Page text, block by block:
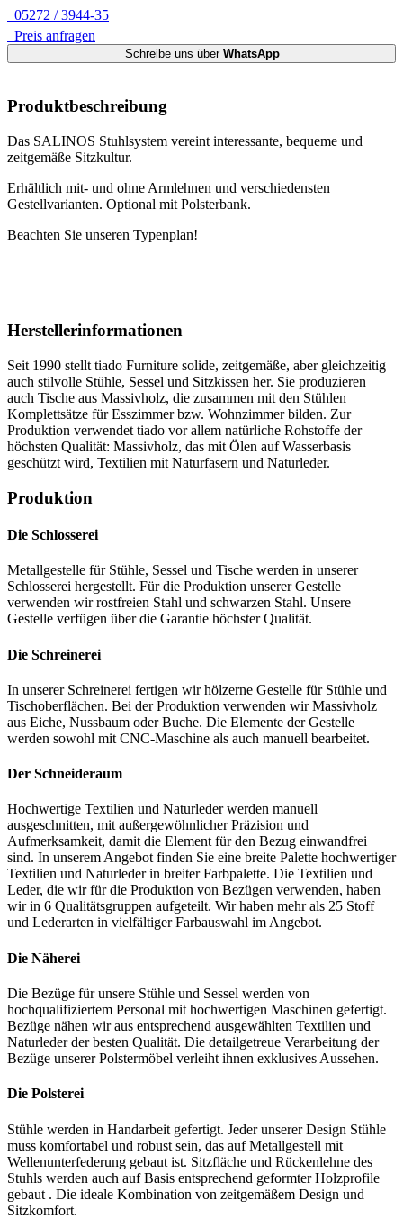
05272 / 3944-35
Preis anfragen
Schreibe uns über WhatsApp
Produktbeschreibung
Das SALINOS Stuhlsystem vereint interessante, bequeme und
zeitgemäße Sitzkultur.
Erhältlich mit- und ohne Armlehnen und verschiedensten
Gestellvarianten. Optional mit Polsterbank.
Beachten Sie unseren Typenplan!
Herstellerinformationen
Seit 1990 stellt tiado Furniture solide, zeitgemäße, aber gleichzeitig
auch stilvolle Stühle, Sessel und Sitzkissen her. Sie produzieren
auch Tische aus Massivholz, die zusammen mit den Stühlen
Komplettsätze für Esszimmer bzw. Wohnzimmer bilden. Zur
Produktion verwendet tiado vor allem natürliche Rohstoffe der
höchsten Qualität: Massivholz, das mit Ölen auf Wasserbasis
geschützt wird, Textilien mit Naturfasern und Naturleder.
Produktion
Die Schlosserei
Metallgestelle für Stühle, Sessel und Tische werden in unserer
Schlosserei hergestellt. Für die Produktion unserer Gestelle
verwenden wir rostfreien Stahl und schwarzen Stahl. Unsere
Gestelle verfügen über die Garantie höchster Qualität.
Die Schreinerei
In unserer Schreinerei fertigen wir hölzerne Gestelle für Stühle und
Tischoberflächen. Bei der Produktion verwenden wir Massivholz
aus Eiche, Nussbaum oder Buche. Die Elemente der Gestelle
werden sowohl mit CNC-Maschine als auch manuell bearbeitet.
Der Schneideraum
Hochwertige Textilien und Naturleder werden manuell
ausgeschnitten, mit außergewöhnlicher Präzision und
Aufmerksamkeit, damit die Element für den Bezug einwandfrei
sind. In unserem Angebot finden Sie eine breite Palette hochwertiger
Textilien und Naturleder in breiter Farbpalette. Die Textilien und
Leder, die wir für die Produktion von Bezügen verwenden, haben
wir in 6 Qualitätsgruppen aufgeteilt. Wir haben mehr als 25 Stoff
und Lederarten in vielfältiger Farbauswahl im Angebot.
Die Näherei
Die Bezüge für unsere Stühle und Sessel werden von
hochqualifiziertem Personal mit hochwertigen Maschinen gefertigt.
Bezüge nähen wir aus entsprechend ausgewählten Textilien und
Naturleder der besten Qualität. Die detailgetreue Verarbeitung der
Bezüge unserer Polstermöbel verleiht ihnen exklusives Aussehen.
Die Polsterei
Stühle werden in Handarbeit gefertigt. Jeder unserer Design Stühle
muss komfortabel und robust sein, das auf Metallgestell mit
Wellenunterfederung gebaut ist. Sitzfläche und Rückenlehne des
Stuhls werden auch auf Basis entsprechend geformter Holzprofile
gebaut . Die ideale Kombination von zeitgemäßem Design und
Sitzkomfort.